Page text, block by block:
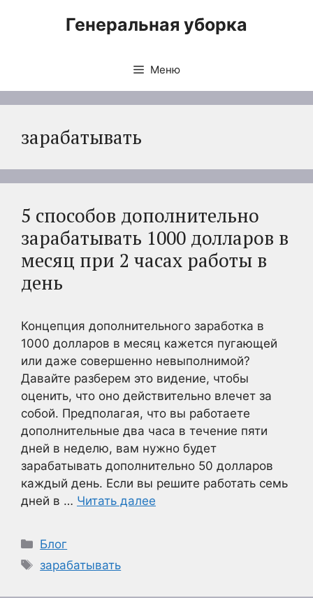
Генеральная уборка
Меню
зарабатывать
5 способов дополнительно
зарабатывать 1000 долларов в
месяц при 2 часах работы в
день
Концепция дополнительного заработка в
1000 долларов в месяц кажется пугающей
или даже совершенно невыполнимой?
Давайте разберем это видение, чтобы
оценить, что оно действительно влечет за
собой. Предполагая, что вы работаете
дополнительные два часа в течение пяти
дней в неделю, вам нужно будет
зарабатывать дополнительно 50 долларов
каждый день. Если вы решите работать семь
дней в … Читать далее
Рубрики
Блог
Метки
зарабатывать